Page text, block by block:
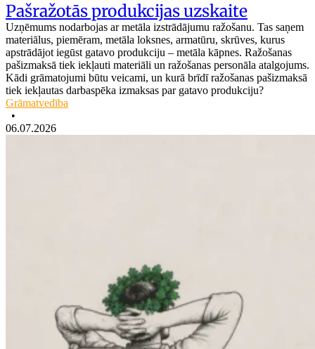
Pašražotās produkcijas uzskaite
Uzņēmums nodarbojas ar metāla izstrādājumu ražošanu. Tas saņem
materiālus, piemēram, metāla loksnes, armatūru, skrūves, kurus
apstrādājot iegūst gatavo produkciju – metāla kāpnes. Ražošanas
pašizmaksā tiek iekļauti materiāli un ražošanas personāla atalgojums.
Kādi grāmatojumi būtu veicami, un kurā brīdī ražošanas pašizmaksā
tiek iekļautas darbaspēka izmaksas par gatavo produkciju?
Grāmatvedība
•
06.07.2026